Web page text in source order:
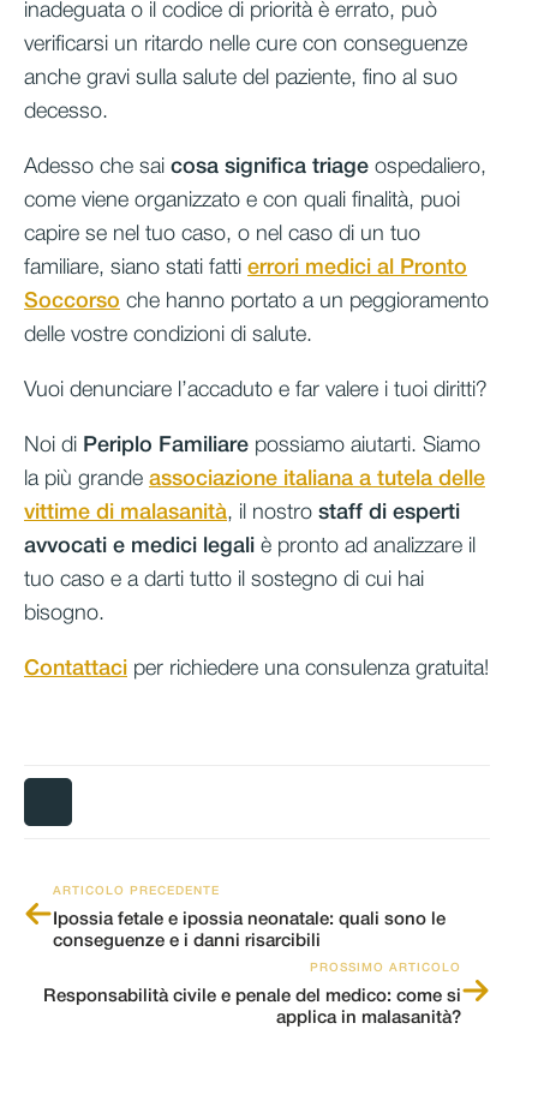
inadeguata o il codice di priorità è errato, può
verificarsi un ritardo nelle cure con conseguenze
anche gravi sulla salute del paziente, fino al suo
decesso.
Adesso che sai cosa significa triage ospedaliero,
come viene organizzato e con quali finalità, puoi
capire se nel tuo caso, o nel caso di un tuo
familiare, siano stati fatti errori medici al Pronto
Soccorso che hanno portato a un peggioramento
delle vostre condizioni di salute.
Vuoi denunciare l’accaduto e far valere i tuoi diritti?
Noi di Periplo Familiare possiamo aiutarti. Siamo
la più grande associazione italiana a tutela delle
vittime di malasanità, il nostro staff di esperti
avvocati e medici legali è pronto ad analizzare il
tuo caso e a darti tutto il sostegno di cui hai
bisogno.
Contattaci per richiedere una consulenza gratuita!
ARTICOLO PRECEDENTE
Ipossia fetale e ipossia neonatale: quali sono le
conseguenze e i danni risarcibili
PROSSIMO ARTICOLO
Responsabilità civile e penale del medico: come si
applica in malasanità?